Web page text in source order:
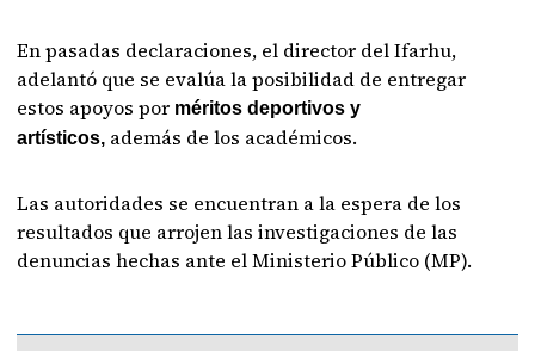
En pasadas declaraciones, el director del Ifarhu,
adelantó que se evalúa la posibilidad de entregar
estos apoyos por méritos deportivos y
artísticos, además de los académicos.
Las autoridades se encuentran a la espera de los
resultados que arrojen las investigaciones de las
denuncias hechas ante el Ministerio Público (MP).